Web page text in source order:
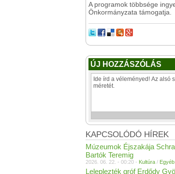
A programok többsége
Önkormányzata támogatja.
ÚJ HOZZÁSZÓLÁS
KAPCSOLÓDÓ HÍREK
Múzeumok Éjszakája
Bartók Teremig
2026. 06. 22. - 00:20 - Kultúra / Egyéb
Leleplezték gróf Erdődy